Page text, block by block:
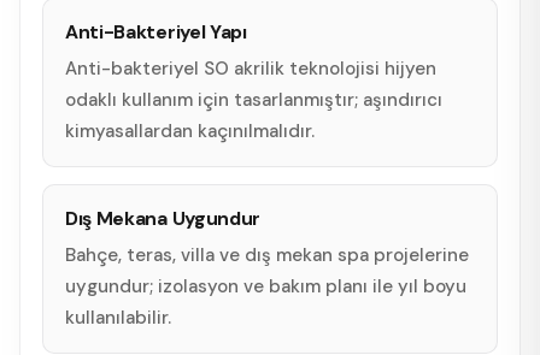
Anti-Bakteriyel Yapı
Anti-bakteriyel SO akrilik teknolojisi hijyen
odaklı kullanım için tasarlanmıştır; aşındırıcı
kimyasallardan kaçınılmalıdır.
Dış Mekana Uygundur
Bahçe, teras, villa ve dış mekan spa projelerine
uygundur; izolasyon ve bakım planı ile yıl boyu
kullanılabilir.